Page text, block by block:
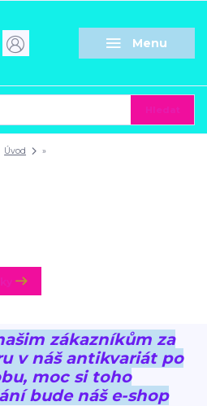
Menu
Úvod »
zákazníkům za
v náš antikvariát po
moc si toho
bude náš e-shop